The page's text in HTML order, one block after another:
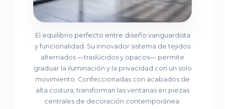
El equilibrio perfecto entre diseño vanguardista
y funcionalidad. Su innovador sistema de tejidos
alternados —traslúcidos y opacos— permite
graduar la iluminación y la privacidad con un solo
movimiento. Confeccionadas con acabados de
alta costura, transforman las ventanas en piezas
centrales de decoración contemporánea.